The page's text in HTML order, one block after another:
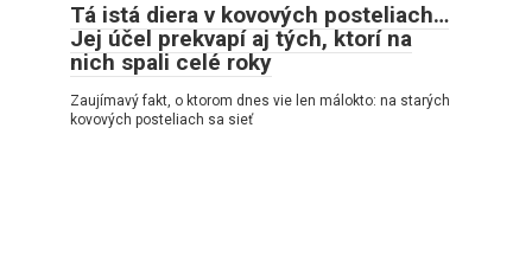
Tá istá diera v kovových posteliach…
Jej účel prekvapí aj tých, ktorí na
nich spali celé roky
Zaujímavý fakt, o ktorom dnes vie len málokto: na starých
kovových posteliach sa sieť